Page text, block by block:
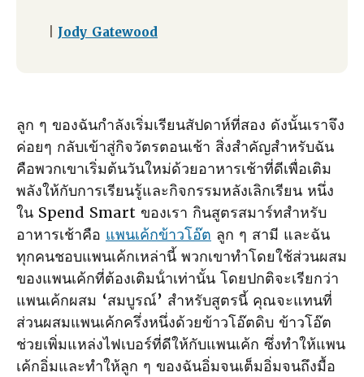
Jody Gatewood
ลูก ๆ ของฉันกําลังเริ่มเรียนสัปดาห์ที่สอง ดังนั้นเราจึง
ค่อยๆ กลับเข้าสู่กิจวัตรตอนเช้า สิ่งสําคัญสําหรับฉัน
คือพวกเขาเริ่มต้นวันใหม่ด้วยอาหารเช้าที่ดีเพื่อเติม
พลังให้กับการเรียนรู้และกิจกรรมหลังเลิกเรียน หนึ่ง
ใน Spend Smart ของเรา กินสูตรสมาร์ทสําหรับ
อาหารเช้าคือ แพนเค้กข้าวโอ๊ต ลูก ๆ สามี และฉัน
ทุกคนชอบแพนเค้กเหล่านี้ พวกเขาทําโดยใช้ส่วนผสม
ของแพนเค้กที่ต้องเติมน้ําเท่านั้น โดยปกติจะเรียกว่า
แพนเค้กผสม ‘สมบูรณ์’ สําหรับสูตรนี้ คุณจะแทนที่
ส่วนผสมแพนเค้กครึ่งหนึ่งด้วยข้าวโอ๊ตดิบ ข้าวโอ๊ต
ช่วยเพิ่มแหล่งไฟเบอร์ที่ดีให้กับแพนเค้ก ซึ่งทําให้แพน
เค้กอิ่มและทําให้ลูก ๆ ของฉันอิ่มจนเต็มอิ่มจนถึงมื้อ